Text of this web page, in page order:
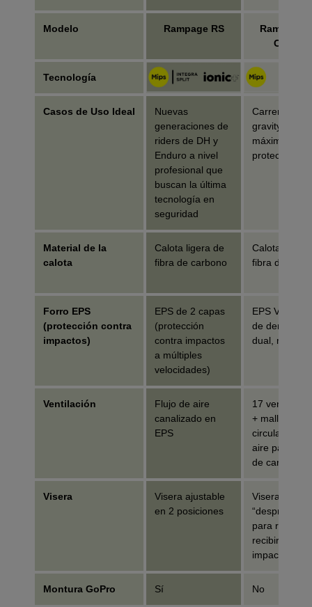
Modelo Rampage RS
Rampage
Carbon
Tecnología
Casos de Uso Ideal
Nuevas
generaciones de
riders de DH y
Enduro a nivel
profesional que
buscan la última
tecnología en
seguridad
Carreras de
gravity/
máxima
protección
Material de la
calota
Calota ligera de
fibra de carbono
Calota ligera
fibra de
Forro EPS
(protección contra
impactos)
EPS de 2 capas
(protección
contra impactos
a múltiples
velocidades)
EPS
de densidad
dual,
Ventilación
Flujo de aire
canalizado en
EPS
17
+ mallas,
circulación de
aire para
de carbono
Visera
Visera ajustable
en 2 posiciones
Visera fija
para
recibir un
impacto
Montura GoPro Sí No